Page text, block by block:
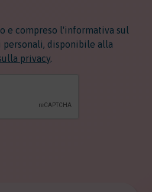
e compreso l'informativa sul
disponibile alla
privacy.